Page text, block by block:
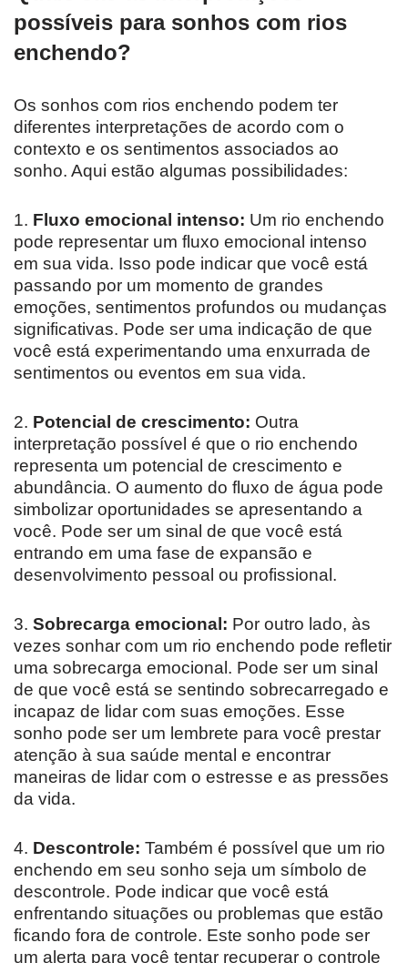
possíveis para sonhos com rios
enchendo?
Os sonhos com rios enchendo podem ter
diferentes interpretações de acordo com o
contexto e os sentimentos associados ao
sonho. Aqui estão algumas possibilidades:
1. Fluxo emocional intenso: Um rio enchendo
pode representar um fluxo emocional intenso
em sua vida. Isso pode indicar que você está
passando por um momento de grandes
emoções, sentimentos profundos ou mudanças
significativas. Pode ser uma indicação de que
você está experimentando uma enxurrada de
sentimentos ou eventos em sua vida.
2. Potencial de crescimento: Outra
interpretação possível é que o rio enchendo
representa um potencial de crescimento e
abundância. O aumento do fluxo de água pode
simbolizar oportunidades se apresentando a
você. Pode ser um sinal de que você está
entrando em uma fase de expansão e
desenvolvimento pessoal ou profissional.
3. Sobrecarga emocional: Por outro lado, às
vezes sonhar com um rio enchendo pode refletir
uma sobrecarga emocional. Pode ser um sinal
de que você está se sentindo sobrecarregado e
incapaz de lidar com suas emoções. Esse
sonho pode ser um lembrete para você prestar
atenção à sua saúde mental e encontrar
maneiras de lidar com o estresse e as pressões
da vida.
4. Descontrole: Também é possível que um rio
enchendo em seu sonho seja um símbolo de
descontrole. Pode indicar que você está
enfrentando situações ou problemas que estão
ficando fora de controle. Este sonho pode ser
um alerta para você tentar recuperar o controle